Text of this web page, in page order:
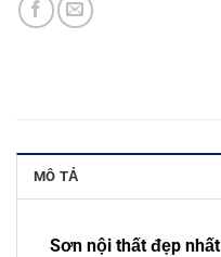
MÔ TẢ
Sơn nội thất đẹp nhất